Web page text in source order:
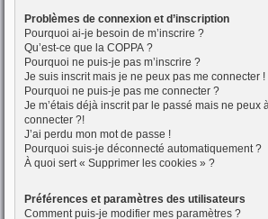
Problèmes de connexion et d’inscription
Pourquoi ai-je besoin de m’inscrire ?
Qu’est-ce que la COPPA ?
Pourquoi ne puis-je pas m’inscrire ?
Je suis inscrit mais je ne peux pas me connecter !
Pourquoi ne puis-je pas me connecter ?
Je m’étais déjà inscrit par le passé mais ne peux
connecter ?!
J’ai perdu mon mot de passe !
Pourquoi suis-je déconnecté automatiquement ?
À quoi sert « Supprimer les cookies » ?
Préférences et paramètres des utilisateurs
Comment puis-je modifier mes paramètres ?